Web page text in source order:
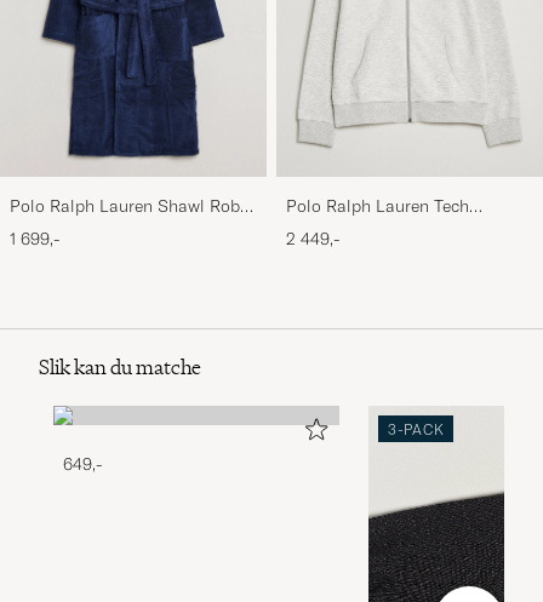
Polo Ralph Lauren Shawl Robe
Navy
1 699,-
Polo Ralph Lauren Tech
Performance Full Zip Light
Sport Heather
2 449,-
Slik kan du matche
649,-
3-PACK